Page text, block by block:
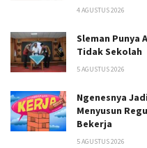
4 AGUSTUS 2026
Sleman Punya
Tidak Sekolah
5 AGUSTUS 2026
Ngenesnya
Menyusun
Bekerja
5 AGUSTUS 2026